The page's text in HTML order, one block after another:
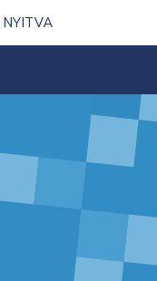
NYITVA